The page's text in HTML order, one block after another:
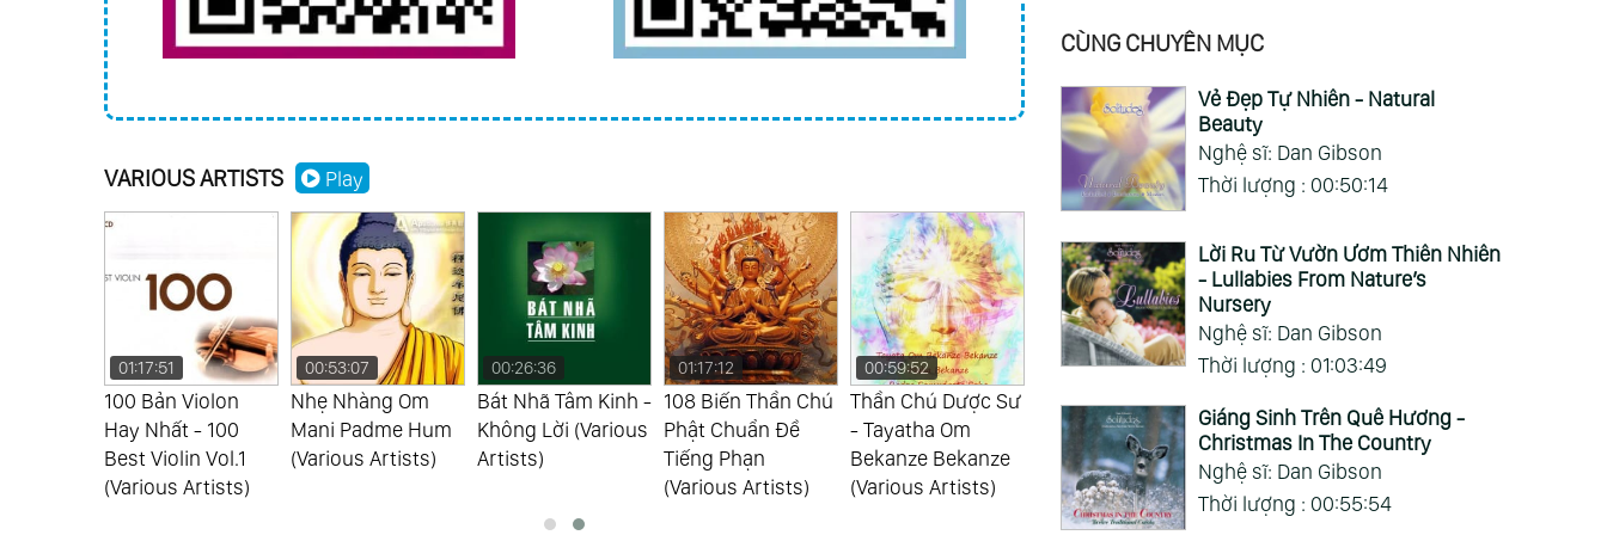
VARIOUS ARTISTS Play
01:17:51
100 Bản Violon
Hay Nhất - 100
Best Violin Vol.1
(Various Artists)
00:53:07
Nhẹ Nhàng Om
Mani Padme Hum
(Various Artists)
00:26:36
Bát Nhã Tâm Kinh -
Không Lời (Various
Artists)
01:17:12
108 Biến Thần Chú
Phật Chuẩn Đề
Tiếng Phạn
(Various Artists)
00:59:52
Thần Chú Dược Sư
- Tayatha Om
Bekanze Bekanze
(Various Artists)
00:58:12
Khoảnh Khắc Dịu
Dàng - Tender
Moments Vol.1
(Various Artists)
CÙNG CHUYÊN MỤC
Vẻ Đẹp Tự Nhiên - Natural
Beauty
Nghệ sĩ: Dan Gibson
Thời lượng : 00:50:14
Lời Ru Từ Vườn Ươm Thiên Nhiên
- Lullabies From Nature’s
Nursery
Nghệ sĩ: Dan Gibson
Thời lượng : 01:03:49
Giáng Sinh Trên Quê Hương -
Christmas In The Country
Nghệ sĩ: Dan Gibson
Thời lượng : 00:55:54